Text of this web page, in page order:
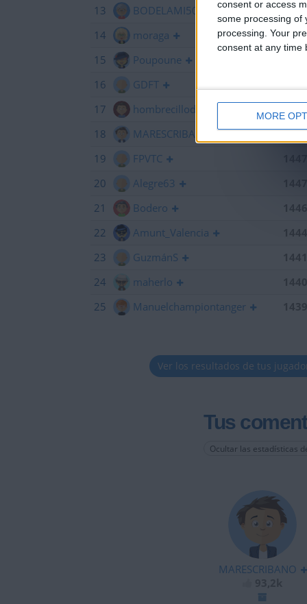
consent or access
some processing of
processing. Your
consent at any time
MORE
13
BODELAMI50
14
moraga
15
Poupoune
16
GDFT
17
hombrecillodepan
18
MARESCRIBANO
19
FPVTC
20
Alegre63
21
Bodero
22
Amunt_Valencia
23
GuzmánS
24
maherlo
25
Manuelchampiontanger
Ver los resultados de tus
Tus
Ocultar las estadísticas
MARESCRIBANO